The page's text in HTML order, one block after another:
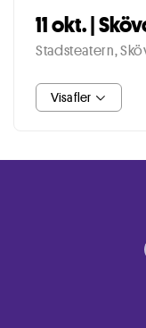
11 okt. |
Stadsteatern,
Visa fler